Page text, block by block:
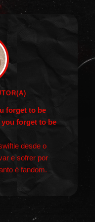
forget to be
forget to be
desde o
e sofrer por
é fandom.